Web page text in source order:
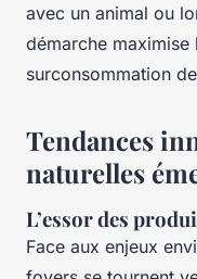
avec un animal ou
démarche maximise
surconsommation de
Tendances
naturelles
L’essor des
Face aux enjeux